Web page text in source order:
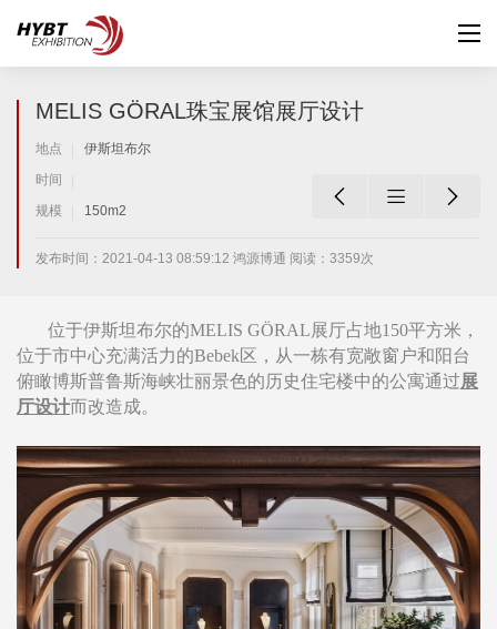
MELIS GÖRAL珠宝展馆展厅设计
地点
伊斯坦布尔
时间
规模
150m2
发布时间：2021-04-13 08:59:12 鸿源博通 阅读：3359次
  
位于伊斯坦布尔的MELIS GÖRAL展厅占地150平方米，
位于市中心充满活力的Bebek区，从一栋有宽敞窗户和阳台
俯瞰博斯普鲁斯海峡壮丽景色的历史住宅楼中的公寓通过展
厅设计而改造成。